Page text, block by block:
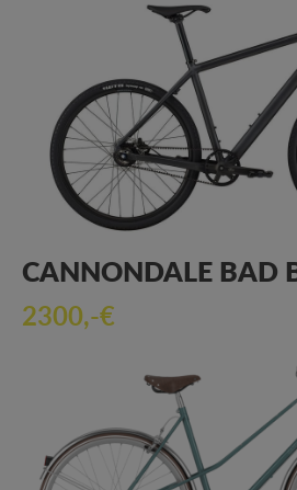
CANNONDALE BAD
2300,-€